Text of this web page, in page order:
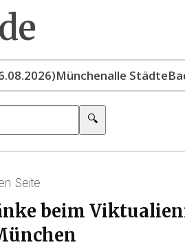
Münchenalle Städte
🔍
Seite
beim